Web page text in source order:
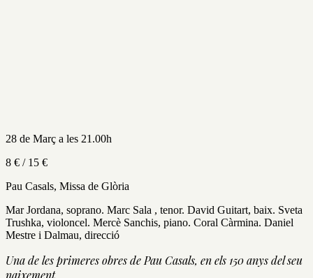
28 de Març a les 21.00h
8 € / 15 €
Pau Casals, Missa de Glòria
Mar Jordana, soprano. Marc Sala , tenor. David Guitart, baix. Sveta
Trushka, violoncel. Mercè Sanchis, piano. Coral Càrmina. Daniel
Mestre i Dalmau, direcció
Una de les primeres obres de Pau Casals, en els 150 anys del seu
naixement